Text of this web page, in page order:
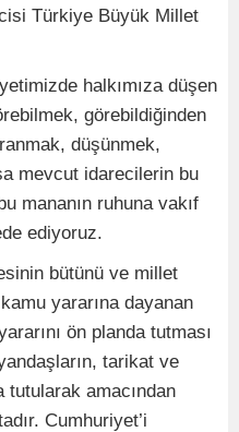
Türkiye Büyük Millet
halkımıza düşen
görebildiğinden
düşünmek,
mevcut idarecilerin bu
mananın ruhuna vakıf
ediyoruz.
bütünü ve millet
yararına dayanan
ön planda tutması
tarikat ve
tutularak amacından
Cumhuriyet’i